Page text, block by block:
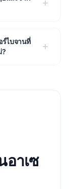
ร์ไบจานที่
?
อาเซ